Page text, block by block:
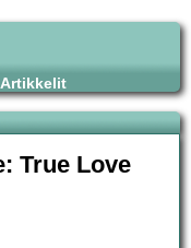
Artikkelit
True Love